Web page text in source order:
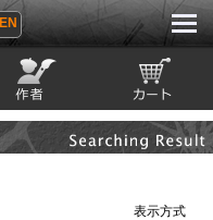
EN
絵師 カート
表示方式